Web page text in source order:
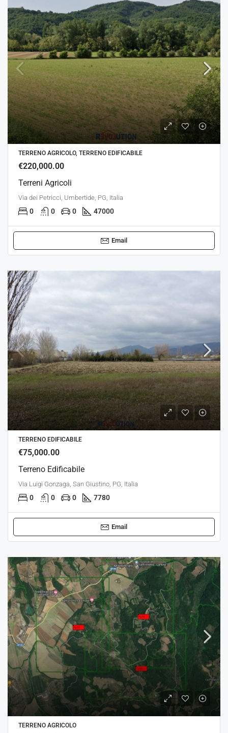
TERRENO AGRICOLO, TERRENO EDIFICABILE
€220,000.00
Terreni Agricoli
Via dei Petricci, Umbertide, PG, Italia
0 0 0 47000
Email
TERRENO EDIFICABILE
€75,000.00
Terreno Edificabile
Via Luigi Gonzaga, San Giustino, PG, Italia
0 0 0 7780
Email
TERRENO AGRICOLO